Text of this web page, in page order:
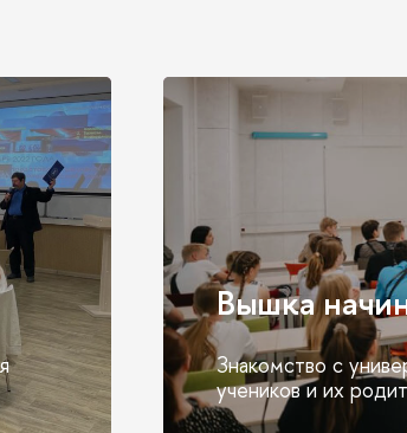
Вышка
Знакомство с
учеников и их